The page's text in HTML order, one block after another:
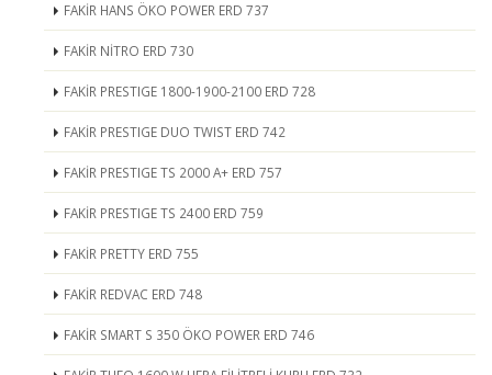
FAKİR HANS ÖKO POWER ERD 737
FAKİR NİTRO ERD 730
FAKİR PRESTIGE 1800-1900-2100 ERD 728
FAKİR PRESTIGE DUO TWIST ERD 742
FAKİR PRESTIGE TS 2000 A+ ERD 757
FAKİR PRESTIGE TS 2400 ERD 759
FAKİR PRETTY ERD 755
FAKİR REDVAC ERD 748
FAKİR SMART S 350 ÖKO POWER ERD 746